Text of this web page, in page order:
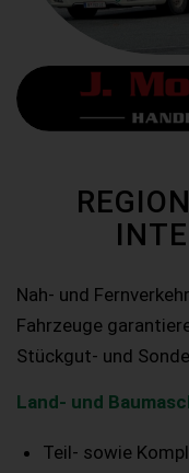
Nah- und
Fahrzeuge
Stückgut- und
Land- und
Teil- sowie